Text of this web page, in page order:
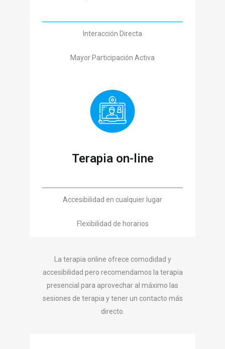
Interacción Directa
Mayor Participación Activa
Terapia on-line
Accesibilidad en cualquier lugar
Flexibilidad de horarios
La terapia online ofrece comodidad y
accesibilidad pero recomendamos la terapia
presencial para aprovechar al máximo las
sesiones de terapia y tener un contacto más
directo.